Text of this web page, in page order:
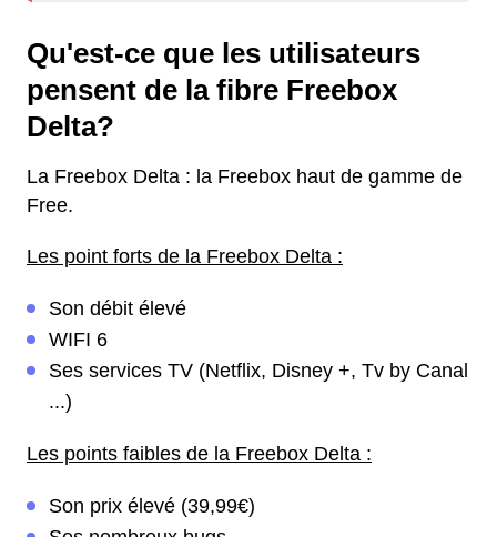
Qu'est-ce que les utilisateurs
pensent de la fibre Freebox
Delta?
La Freebox Delta : la Freebox haut de gamme de
Free.
Les point forts de la Freebox Delta :
Son débit élevé
WIFI 6
Ses services TV (Netflix, Disney +, Tv by Canal
...)
Les points faibles de la Freebox Delta :
Son prix élevé (39,99€)